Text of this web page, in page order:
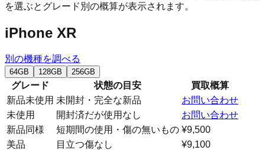
を選ぶとグレード別の概算が表示されます。
iPhone XR
別の機種を調べる
64GB 128GB 256GB
グレード 状態の目安
買取概算
新品未使用 未開封・完全な新品
お問い合わせ
未使用
開封済だが使用なし
お問い合わせ
新品同様
短期間の使用・傷の無いもの ¥9,500
美品
目立つ傷なし
¥9,100